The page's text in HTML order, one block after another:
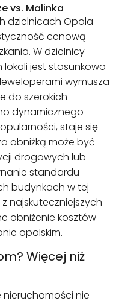
vs. Malinka
dzielnicach Opola
cenową
W dzielnicy
jest stosunkowo
wymusza
do szerokich
dynamicznego
staje się
obniżką może być
drogowych lub
standardu
budynkach w tej
najskuteczniejszych
obniżenie kosztów
opolskim.
Więcej niż
nieruchomości nie